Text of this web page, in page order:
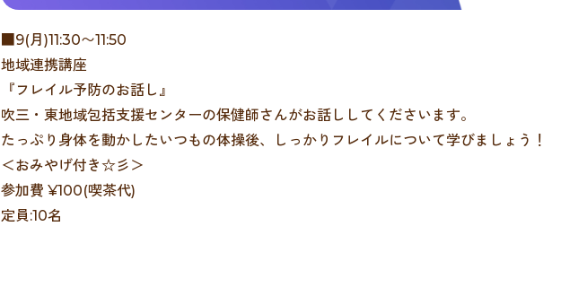
■9(月)11:30〜11:50
地域連携講座
『フレイル予防のお話し』
吹三・東地域包括支援センターの保健師さんがお話ししてくださいます。
たっぷり身体を動かしたいつもの体操後、しっかりフレイルについて学びましょう！
＜おみやげ付き☆彡＞
参加費 ¥100(喫茶代)
定員:10名